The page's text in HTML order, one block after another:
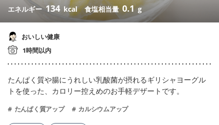
エネルギー134 kcal 食塩相当量 0.1 g
おいしい健康
1時間以内
たんぱく質や腸にうれしい乳酸菌が摂れるギリシャヨーグル
トを使った、カロリー控えめのお手軽デザートです。
たんぱく質アップ カルシウムアップ